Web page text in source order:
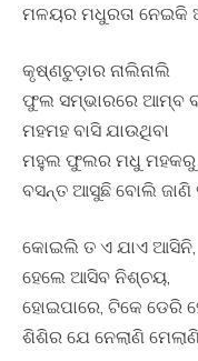
ମଳୟର ମଧୁରତା ନେଇକି
କୃଷ୍ଣଚୁଡ଼ାର ନାଲିନାଲି
ଫୁଲ ସମ୍ଭାରରେ ଆମ୍ବ
ମହମହ ବାସି ଯାଉଥିବା
ମହୁଲ ଫୁଲର ମଧୁ ମହକରୁ
ବସନ୍ତ ଆସୁଛି ବୋଲି ଜାଣି
କୋଇଲି ତ ଏ ଯାଏ ଆସିନି,
ହେଲେ ଆସିବ ନିଶ୍ଚୟ,
ହୋଇପାରେ, ଟିକେ ଡେରି
ଶିଶିର ଯେ ନେଲାଣି